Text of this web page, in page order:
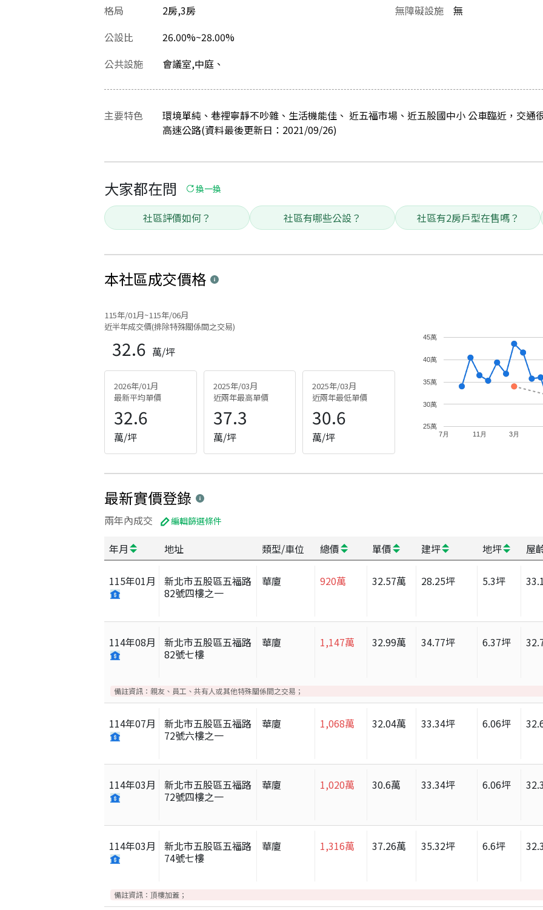
格局
2房,3房
公設比
26.00%~28.00%
無障礙設施
無
公共設施 會議室,中庭、
主要特色
環境單純、巷裡寧靜不吵雜、生活機能佳、 近五福市場、近五股國中小 公車臨近，交通
高速公路(資料最後更新日：2021/09/26)
大家都在問 換一換
社區評價如何？ 社區有哪些公設？ 社區有2房戶型在售嗎？
本社區成交價格
115年/01月~115年/06月
近半年成交價(排除特殊關係間之交易)
32.6 萬/坪
2026年/01月
最新平均單價
32.6
萬/坪
2025年/03月
近兩年最高單價
37.3
萬/坪
2025年/03月
近兩年最低單價
30.6
萬/坪 7月 11月 3月
25萬
30萬
35萬
40萬
45萬
最新實價登錄
兩年內成交 編輯篩選條件
年月 地址 類型/車位 總價 單價 建坪 地坪 屋
115年01月
新北市五股區五福路
82號四樓之一
華廈 920萬 32.57萬 28.25坪 5.3坪 33.1
114年08月
新北市五股區五福路
82號七樓
華廈 1,147萬 32.99萬 34.77坪 6.37坪
備註資訊： 親友、員工、共有人或其他特殊關係間之交易；
114年07月
新北市五股區五福路
72號六樓之一
華廈 1,068萬 32.04萬 33.34坪 6.06坪
114年03月
新北市五股區五福路
72號四樓之一
華廈 1,020萬 30.6萬 33.34坪 6.06坪
114年03月
新北市五股區五福路
74號七樓
華廈 1,316萬 37.26萬 35.32坪 6.6坪
備註資訊： 頂樓加蓋；